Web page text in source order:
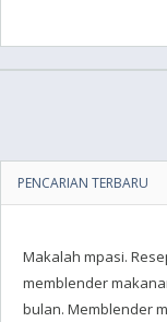
PENCARIAN TERBARU
Makalah mpasi.
memblender
bulan. Memblender